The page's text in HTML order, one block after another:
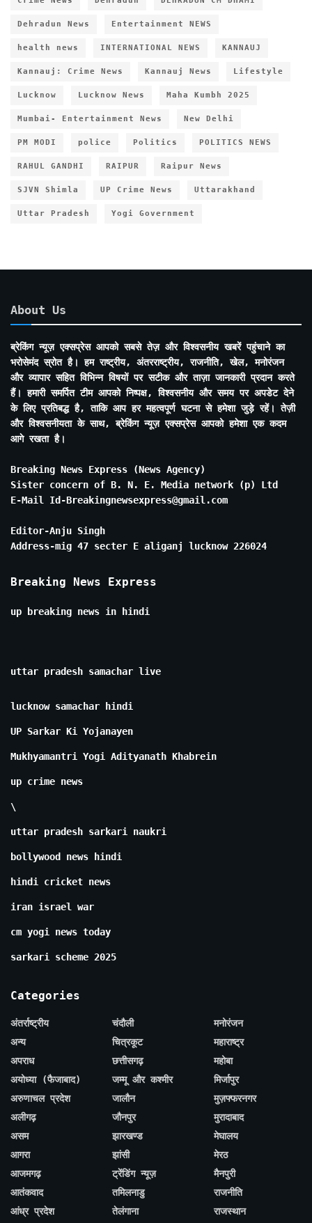
Dehradun News Entertainment NEWS
health news INTERNATIONAL NEWS KANNAUJ
Kannauj: Crime News Kannauj News Lifestyle
Lucknow Lucknow News Maha Kumbh 2025
Mumbai- Entertainment News New Delhi
PM MODI police Politics POLITICS NEWS
RAHUL GANDHI RAIPUR Raipur News
SJVN Shimla UP Crime News Uttarakhand
Uttar Pradesh Yogi Government
About Us
ब्रेकिंग न्यूज़ एक्सप्रेस आपको सबसे तेज़ और विश्वसनीय खबरें पहुंचाने का
भरोसेमंद स्रोत है। हम राष्ट्रीय, अंतरराष्ट्रीय, राजनीति, खेल, मनोरंजन
और व्यापार सहित विभिन्न विषयों पर सटीक और ताज़ा जानकारी प्रदान करते
हैं। हमारी समर्पित टीम आपको निष्पक्ष, विश्वसनीय और समय पर अपडेट देने
के लिए प्रतिबद्ध है, ताकि आप हर महत्वपूर्ण घटना से हमेशा जुड़े रहें। तेज़ी
और विश्वसनीयता के साथ, ब्रेकिंग न्यूज़ एक्सप्रेस आपको हमेशा एक कदम
आगे रखता है।
Breaking News Express (News Agency)
Sister concern of B. N. E. Media network (p) Ltd
E-Mail Id-Breakingnewsexpress@gmail.com
Editor-Anju Singh
Address-mig 47 secter E aliganj lucknow 226024
Breaking News Express
up breaking news in hindi
uttar pradesh samachar live
lucknow samachar hindi
UP Sarkar Ki Yojanayen
Mukhyamantri Yogi Adityanath Khabrein
up crime news
\
uttar pradesh sarkari naukri
bollywood news hindi
hindi cricket news
iran israel war
cm yogi news today
sarkari scheme 2025
Categories
अंतर्राष्ट्रीय
अन्य
अपराध
अयोध्या (फैजाबाद)
अरुणाचल प्रदेश
अलीगढ़
असम
आगरा
आजमगढ़
आतंकवाद
आंध्र प्रदेश
चंदौली
चित्रकूट
छत्तीसगढ़
जम्मू और कश्मीर
जालौन
जौनपुर
झारखण्ड
झांसी
ट्रेंडिंग न्यूज़
तमिलनाडु
तेलंगाना
मनोरंजन
महाराष्ट्र
महोबा
मिर्जापुर
मुज़फ्फरनगर
मुरादाबाद
मेघालय
मेरठ
मैनपुरी
राजनीति
राजस्थान